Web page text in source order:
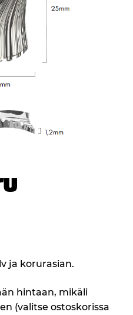
ja korurasian.
hintaan, mikäli
(valitse ostoskorissa